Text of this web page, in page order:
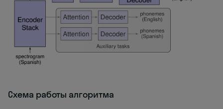
Схема работы алгоритма